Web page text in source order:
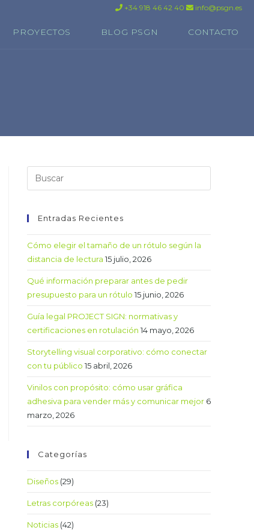
+34 918 46 42 40 info@psgn.es
PROYECTOS BLOG PSGN CONTACTO
Entradas Recientes
Cómo elegir el tamaño de un rótulo según la
distancia de lectura 15 julio, 2026
Qué información preparar antes de pedir
presupuesto para un rótulo 15 junio, 2026
Guía legal PROJECT SIGN: normativas y
certificaciones en rotulación 14 mayo, 2026
Storytelling visual corporativo: cómo conectar
con tu público 15 abril, 2026
Vinilos con propósito: cómo usar gráfica
adhesiva para vender más y comunicar mejor 6
marzo, 2026
Categorías
Diseños (29)
Letras corpóreas (23)
Noticias (42)